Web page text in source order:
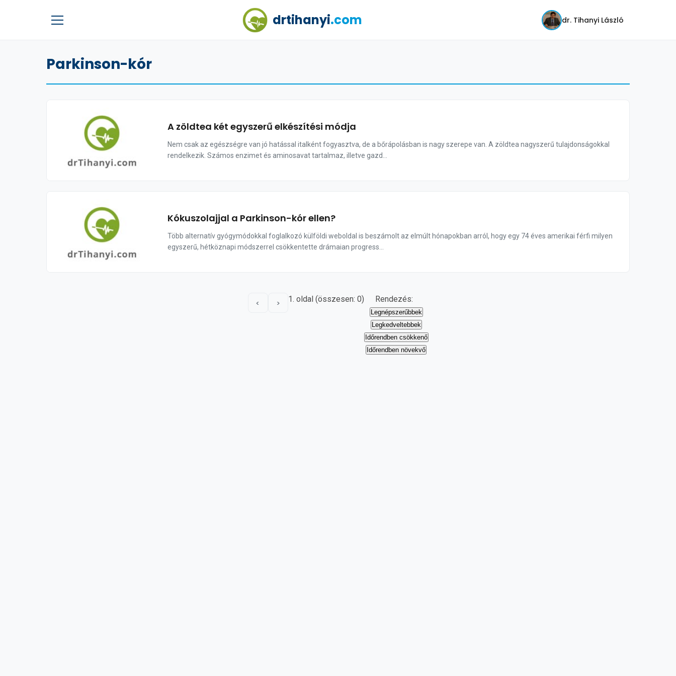
drtihanyi.com dr. Tihanyi László
Parkinson-kór
A zöldtea két egyszerű elkészítési módja
Nem csak az egészségre van jó hatással italként fogyasztva, de a bőrápolásban is nagy szerepe van. A zöldtea nagyszerű tulajdonságokkal
rendelkezik. Számos enzimet és aminosavat tartalmaz, illetve gazd...
Kókuszolajjal a Parkinson-kór ellen?
Több alternatív gyógymódokkal foglalkozó külföldi weboldal is beszámolt az elmúlt hónapokban arról, hogy egy 74 éves amerikai férfi milyen
egyszerű, hétköznapi módszerrel csökkentette drámaian progress...
< > 1. oldal (összesen: 0) Rendezés: